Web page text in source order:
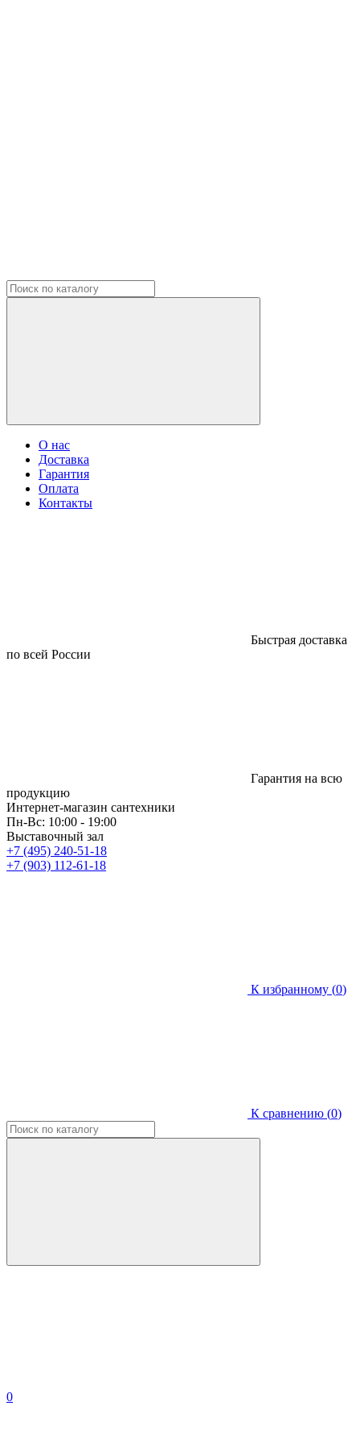
О нас
Доставка
Гарантия
Оплата
Контакты
Быстрая доставка
по всей России
Гарантия на всю
продукцию
Интернет-магазин сантехники
Пн-Вс: 10:00 - 19:00
Выставочный зал
+7 (495) 240-51-18
+7 (903) 112-61-18
К избранному (0)
К сравнению (0)
0